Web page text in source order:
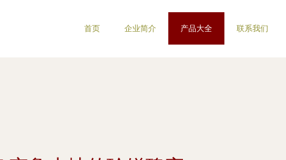
首页 企业简介 产品大全 联系我们